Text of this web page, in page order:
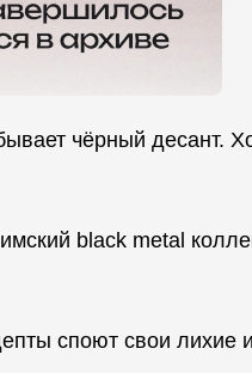
чёрный десант.
black metal
споют свои лихие